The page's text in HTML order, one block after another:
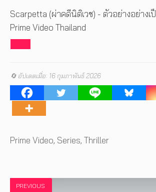
Scarpetta (ผ่าคดีนิติเวช) - ตัวอย่างอย่างเ
Prime Video Thailand
🔄 อัปเดตเมื่อ: 16 กุมภาพันธ์ 2026
Tags
Prime Video, Series, Thriller
PREVIOUS